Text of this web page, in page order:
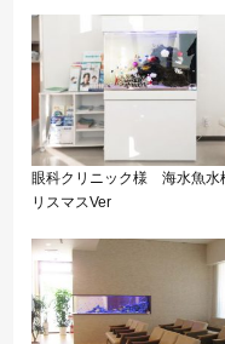
眼科クリニック様 海水魚水
リスマスVer